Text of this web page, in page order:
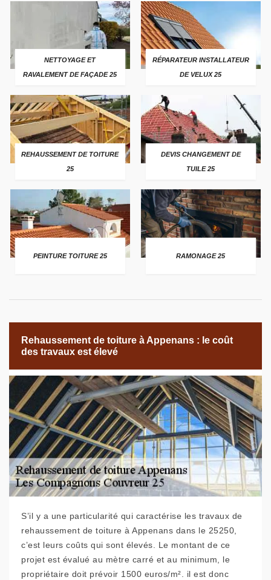
NETTOYAGE ET
RAVALEMENT DE FAÇADE 25
RÉPARATEUR INSTALLATEUR
DE VELUX 25
REHAUSSEMENT DE TOITURE
25
DEVIS CHANGEMENT DE
TUILE 25
PEINTURE TOITURE 25 RAMONAGE 25
Rehaussement de toiture à Appenans : le coût
des travaux est élevé
S’il y a une particularité qui caractérise les travaux de
rehaussement de toiture à Appenans dans le 25250,
c’est leurs coûts qui sont élevés. Le montant de ce
projet est évalué au mètre carré et au minimum, le
propriétaire doit prévoir 1500 euros/m². il est donc